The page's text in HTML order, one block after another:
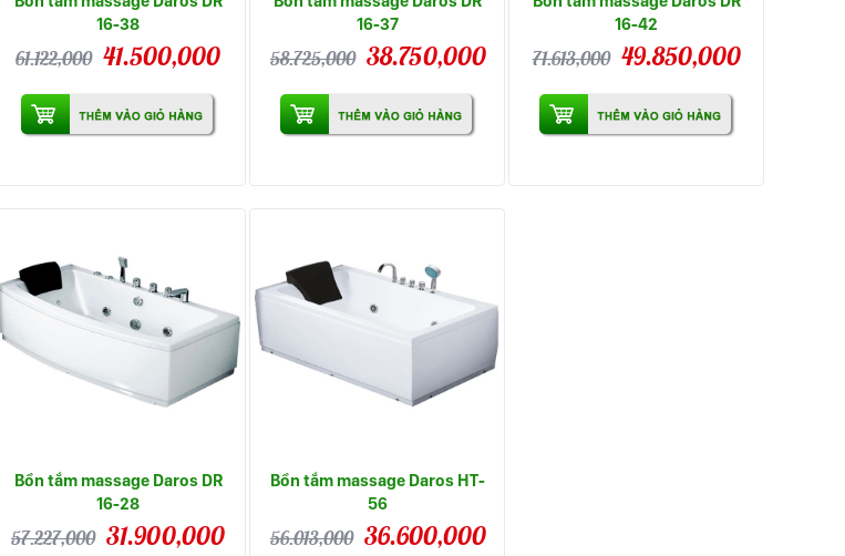
16-38
61.122,000 41.500,000
16-37
58.725,000 38.750,000
16-42
71.613,000 49.850,000
Bồn tắm massage Daros DR
16-28
57.227,000 31.900,000
Bồn tắm massage Daros HT-
56
56.013,000 36.600,000